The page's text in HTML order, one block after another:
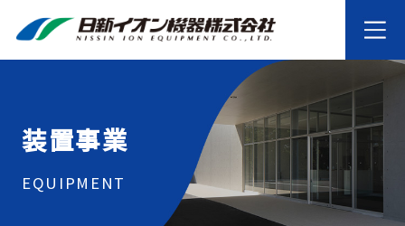
装置事業
EQUIPMENT